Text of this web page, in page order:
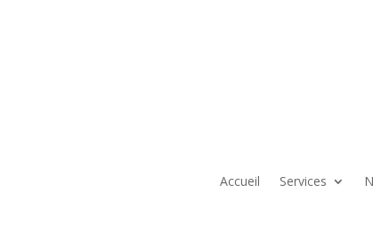
Accueil Services